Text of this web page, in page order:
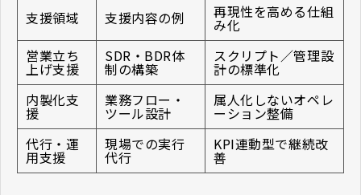
支援領域 支援内容の例 再現性を高める仕組
み化
営業立ち
上げ支援
SDR・BDR体
制の構築
スクリプト／管理設
計の標準化
内製化支
援
業務フロー・
ツール設計
属人化しないオペレ
ーション整備
代行・運
用支援
現場での実行
代行
KPI連動型で継続改
善